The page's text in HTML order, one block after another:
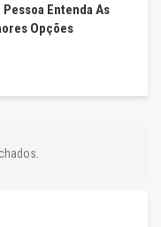
Pessoa Entenda As
Opções